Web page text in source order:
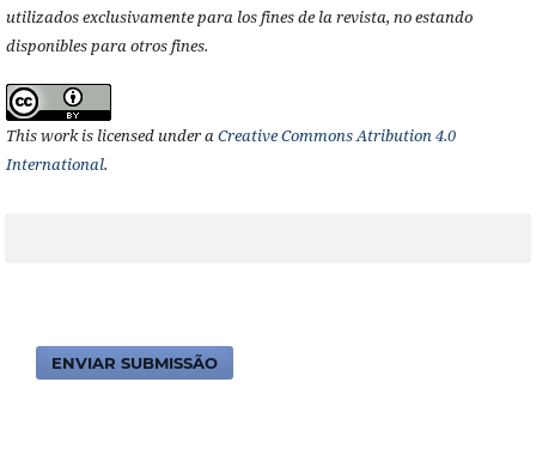
utilizados exclusivamente para los fines de la revista, no estando
disponibles para otros fines.
This work is licensed under aCreative Commons Atribution 4.0
International.
ENVIAR SUBMISSÃO